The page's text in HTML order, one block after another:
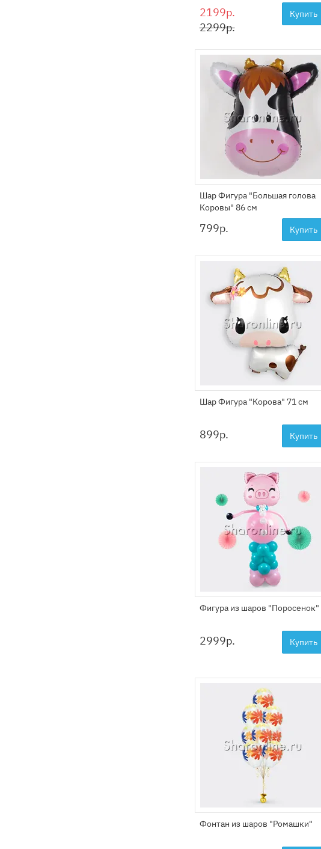
2199р.
2299р.
Купить
Шар Фигура "Большая голова
Коровы" 86 см
799р. Купить
Шар Фигура "Корова" 71 см
899р. Купить
Фигура из шаров "Поросенок"
2999р. Купить
Фонтан из шаров "Ромашки"